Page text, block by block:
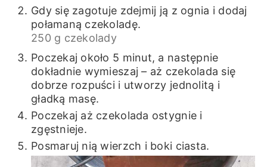
Gdy się zagotuje zdejmij ją z ognia i dodaj
połamaną czekoladę.
250 g czekolady
Poczekaj około 5 minut, a następnie
dokładnie wymieszaj – aż czekolada się
dobrze rozpuści i utworzy jednolitą i
gładką masę.
Poczekaj aż czekolada ostygnie i
zgęstnieje.
Posmaruj nią wierzch i boki ciasta.